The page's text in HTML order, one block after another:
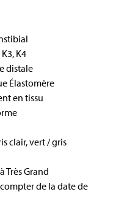
K4
distale
Élastomère
en tissu
clair, vert / gris
Très Grand
compter de la date de